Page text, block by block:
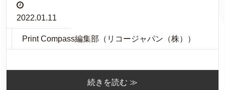
2022.01.11
Print Compass編集部（リコージャパン（株））
続きを読む ≫